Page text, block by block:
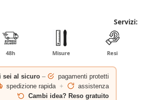
Servizi:
48h Misure Resi
sei al sicuro –
pagamenti protetti
spedizione rapida +
assistenza
Cambi idea? Reso gratuito